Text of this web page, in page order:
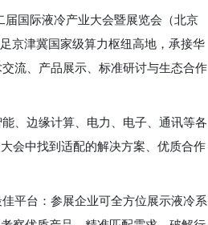
国际液冷产业大会暨展览会（北京
京津冀国家级算力枢纽高地，承接华
流、产品展示、标准研讨与生态合作
、边缘计算、电力、电子、通讯等各
会中找到适配的解决方案、优质合作
平台：参展企业可全方位展示液冷系